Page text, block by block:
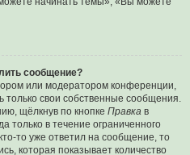
сообщение?
или модератором конференции,
только свои собственные сообщения.
щёлкнув по кнопке Правка в
только в течение ограниченного
то уже ответил на сообщение, то
которая показывает количество